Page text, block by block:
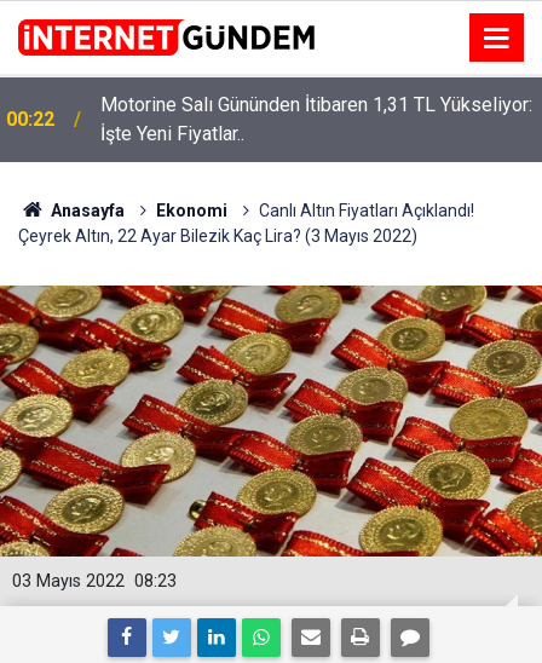
00:22
Motorine Salı Gününden İtibaren 1,31 TL Yükseliyor:
İşte Yeni Fiyatlar..
Neşet Ertaş’a “Bozkırın Tezenesi” Lakabını Kim
Verdi? Beyaz’la Joker Sorusunun Cevabı Merak
Anasayfa Ekonomi
Canlı Altın Fiyatları Açıklandı!
Çeyrek Altın, 22 Ayar Bilezik Kaç Lira? (3 Mayıs 2022)
08:23
03 Mayıs 2022